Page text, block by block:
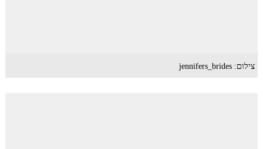
צילום: jennifers_brides